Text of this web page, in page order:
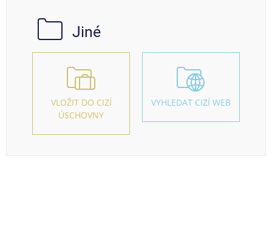
Jiné
VLOŽIT DO CIZÍ
ÚSCHOVNY
VYHLEDAT CIZÍ WEB